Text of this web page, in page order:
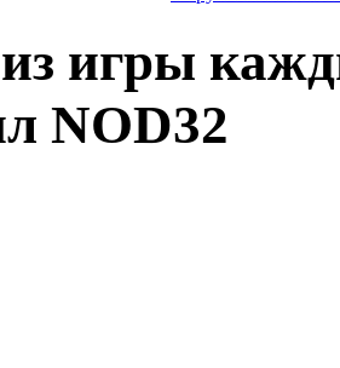
игры
NOD32